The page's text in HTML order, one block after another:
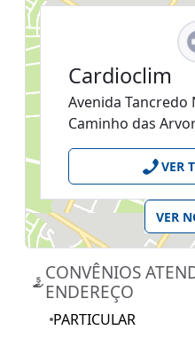
Cardioclim
Avenida Tancredo
Caminho das
VER
VER
CONVÊNIOS
ENDEREÇO
PARTICULAR